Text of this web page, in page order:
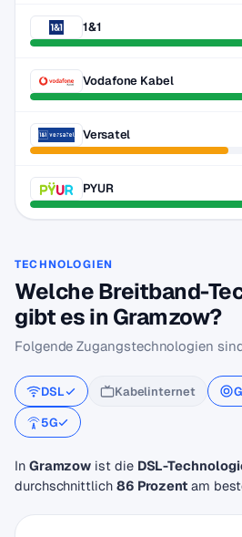
1&1
Vodafone Kabel
Versatel
PYUR
TECHNOLOGIEN
Welche Breitband-
gibt es in Gramzow?
Folgende Zugangstechnologien
DSL Kabelinternet
5G
In Gramzow ist die DSL-
durchschnittlich 86 Prozentam